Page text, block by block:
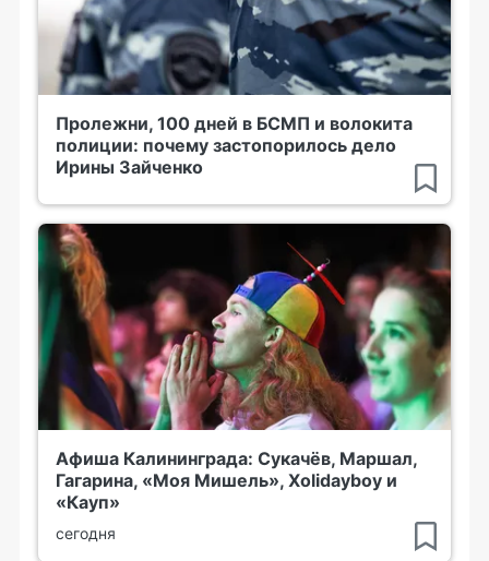
Пролежни, 100 дней в БСМП и волокита
полиции: почему застопорилось дело
Ирины Зайченко
Афиша Калининграда: Сукачёв, Маршал,
Гагарина, «Моя Мишель», Xolidayboy и
«Кауп»
сегодня